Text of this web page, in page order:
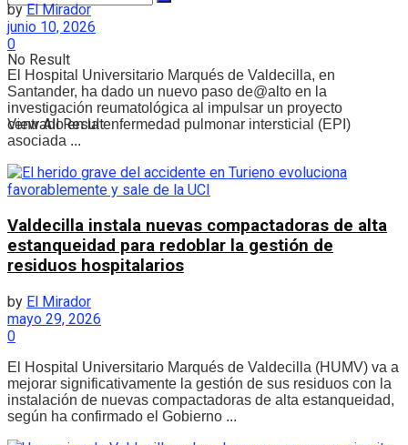
No Result
View All Result
by El Mirador
junio 10, 2026
0
El Hospital Universitario Marqués de Valdecilla, en
Santander, ha dado un nuevo paso de@alto en la
investigación reumatológica al impulsar un proyecto
centrado en la enfermedad pulmonar intersticial (EPI)
asociada ...
Valdecilla instala nuevas compactadoras de alta
estanqueidad para redoblar la gestión de
residuos hospitalarios
by El Mirador
mayo 29, 2026
0
El Hospital Universitario Marqués de Valdecilla (HUMV) va a
mejorar significativamente la gestión de sus residuos con la
instalación de nuevas compactadoras de alta estanqueidad,
según ha confirmado el Gobierno ...